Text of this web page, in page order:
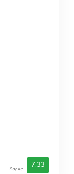
3 oy ile 7.33